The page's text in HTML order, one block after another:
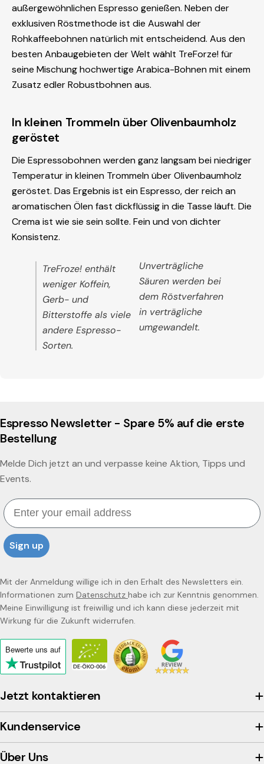
außergewöhnlichen Espresso genießen. Neben der
exklusiven Röstmethode ist die Auswahl der
Rohkaffeebohnen natürlich mit entscheidend. Aus den
besten Anbaugebieten der Welt wählt TreForze! für
seine Mischung hochwertige Arabica-Bohnen mit einem
Zusatz edler Robustbohnen aus.
In kleinen Trommeln über Olivenbaumholz
geröstet
Die Espressobohnen werden ganz langsam bei niedriger
Temperatur in kleinen Trommeln über Olivenbaumholz
geröstet. Das Ergebnis ist ein Espresso, der reich an
aromatischen Ölen fast dickflüssig in die Tasse läuft. Die
Crema ist wie sie sein sollte. Fein und von dichter
Konsistenz.
TreFroze! enthält
weniger Koffein,
Gerb- und
Bitterstoffe als viele
andere Espresso-
Sorten.
Unverträgliche
Säuren werden bei
dem Röstverfahren
in verträgliche
umgewandelt.
Jetzt kontaktieren
Kundenservice
Über Uns
Espresso Newsletter - Spare 5% auf die erste
Bestellung
Melde Dich jetzt an und verpasse keine Aktion, Tipps und
Events.
Email
Sign up
Mit der Anmeldung willige ich in den Erhalt des Newsletters ein.
Informationen zum Datenschutz habe ich zur Kenntnis genommen.
Meine Einwilligung ist freiwillig und ich kann diese jederzeit mit
Wirkung für die Zukunft widerrufen.
Bewerte uns auf
Click
to
view
the
company's
Trustpilot
profile